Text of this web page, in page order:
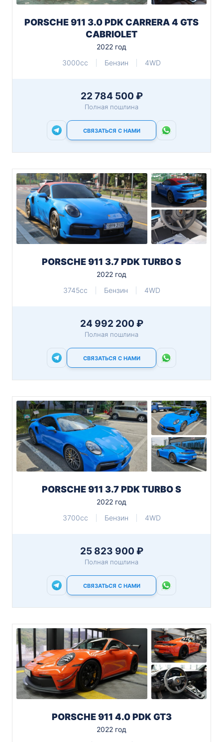
PORSCHE 911 3.0 PDK CARRERA 4 GTS
CABRIOLET
2022 год
3000cc
Бензин 4WD
22 784 500 ₽
Полная пошлина
СВЯЗАТЬСЯ С НАМИ
PORSCHE 911 3.7 PDK TURBO S
2022 год
3745cc
Бензин 4WD
24 992 200 ₽
Полная пошлина
СВЯЗАТЬСЯ С НАМИ
PORSCHE 911 3.7 PDK TURBO S
2022 год
3700cc
Бензин 4WD
25 823 900 ₽
Полная пошлина
СВЯЗАТЬСЯ С НАМИ
PORSCHE 911 4.0 PDK GT3
2022 год